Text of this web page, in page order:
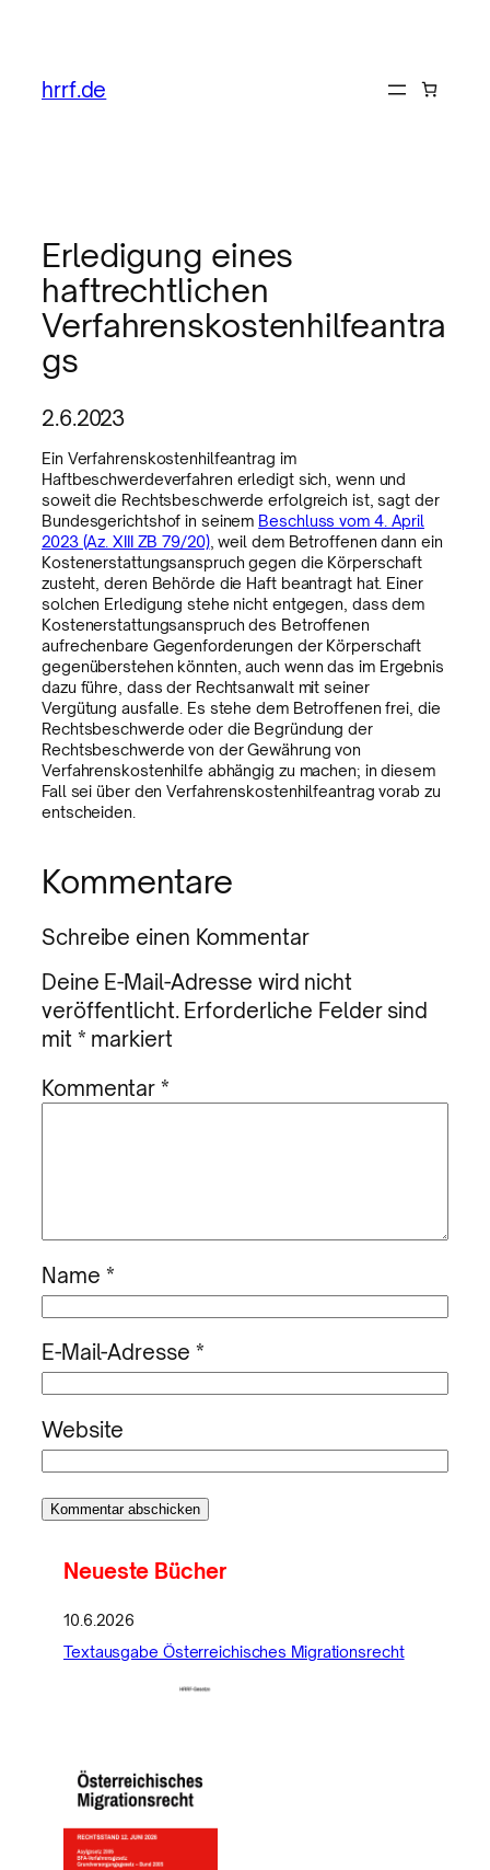
hrrf.de
Erledigung eines
haftrechtlichen
Verfahrenskostenhilfeantra
gs
2.6.2023
Ein Verfahrenskostenhilfeantrag im
Haftbeschwerdeverfahren erledigt sich, wenn und
soweit die Rechtsbeschwerde erfolgreich ist, sagt der
Bundesgerichtshof in seinem Beschluss vom 4. April
2023 (Az. XIII ZB 79/20), weil dem Betroffenen dann ein
Kostenerstattungsanspruch gegen die Körperschaft
zusteht, deren Behörde die Haft beantragt hat. Einer
solchen Erledigung stehe nicht entgegen, dass dem
Kostenerstattungsanspruch des Betroffenen
aufrechenbare Gegenforderungen der Körperschaft
gegenüberstehen könnten, auch wenn das im Ergebnis
dazu führe, dass der Rechtsanwalt mit seiner
Vergütung ausfalle. Es stehe dem Betroffenen frei, die
Rechtsbeschwerde oder die Begründung der
Rechtsbeschwerde von der Gewährung von
Verfahrenskostenhilfe abhängig zu machen; in diesem
Fall sei über den Verfahrenskostenhilfeantrag vorab zu
entscheiden.
Kommentare
Schreibe einen Kommentar
Deine E-Mail-Adresse wird nicht
veröffentlicht. Erforderliche Felder sind
mit * markiert
Kommentar*
Name *
E-Mail-Adresse *
Website
Neueste Bücher
10.6.2026
Textausgabe Österreichisches Migrationsrecht